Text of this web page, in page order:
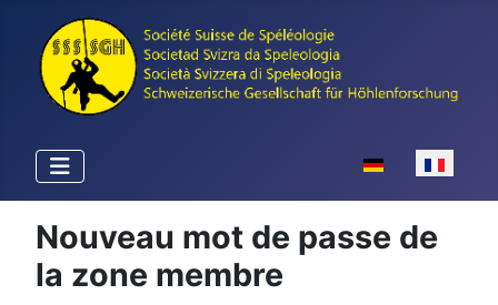
Sélectionnez
Nouveau mot de passe de
la zone membre